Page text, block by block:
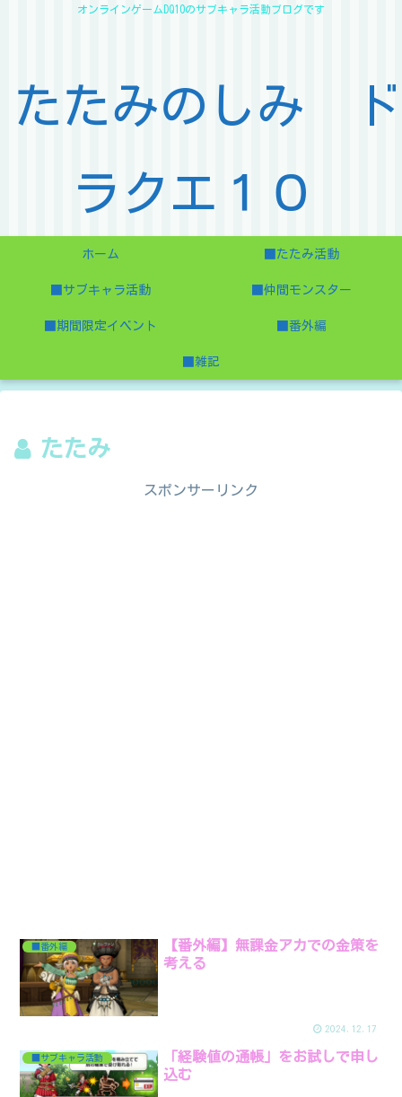
オンラインゲームDQ10のサブキャラ活動ブログです
たたみのしみ ド
ラクエ１０
ホーム ■たたみ活動
■サブキャラ活動 ■仲間モンスター
■期間限定イベント ■番外編
■雑記
たたみ
スポンサーリンク
■番外編
【番外編】無課金アカでの金策を
考える
2024.12.17
■サブキャラ活動
「経験値の通帳」をお試しで申し
込む